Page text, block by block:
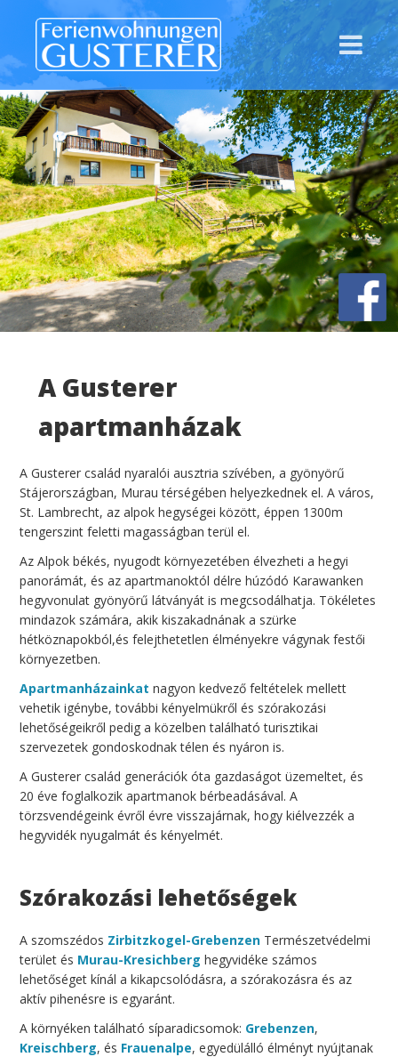
A Gusterer
apartmanházak
A Gusterer család nyaralói ausztria szívében, a gyönyörű
Stájerországban, Murau térségében helyezkednek el. A város,
St. Lambrecht, az alpok hegységei között, éppen 1300m
tengerszint feletti magasságban terül el.
Az Alpok békés, nyugodt környezetében élvezheti a hegyi
panorámát, és az apartmanoktól délre húzódó Karawanken
hegyvonulat gyönyörű látványát is megcsodálhatja. Tökéletes
mindazok számára, akik kiszakadnának a szürke
hétköznapokból,és felejthetetlen élményekre vágynak festői
környezetben.
Apartmanházainkat nagyon kedvező feltételek mellett
vehetik igénybe, további kényelmükről és szórakozási
lehetőségeikről pedig a közelben található turisztikai
szervezetek gondoskodnak télen és nyáron is.
A Gusterer család generációk óta gazdaságot üzemeltet, és
20 éve foglalkozik apartmanok bérbeadásával. A
törzsvendégeink évről évre visszajárnak, hogy kiélvezzék a
hegyvidék nyugalmát és kényelmét.
Szórakozási lehetőségek
A szomszédos Zirbitzkogel-Grebenzen Természetvédelmi
terület és Murau-Kresichberg hegyvidéke számos
lehetőséget kínál a kikapcsolódásra, a szórakozásra és az
aktív pihenésre is egyaránt.
A környéken található síparadicsomok: Grebenzen,
Kreischberg, és Frauenalpe, egyedülálló élményt nyújtanak